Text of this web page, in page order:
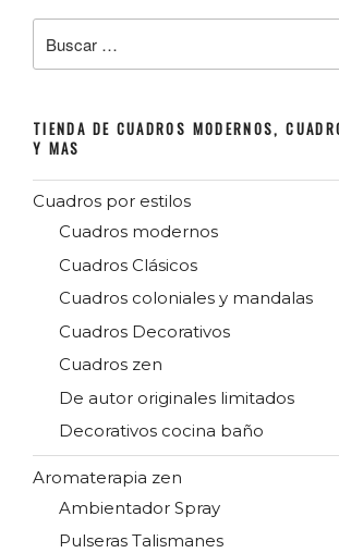
por:
TIENDA DE CUADROS MODERNOS,
Y MAS
Cuadros por estilos
Cuadros modernos
Cuadros Clásicos
Cuadros coloniales y mandalas
Cuadros Decorativos
Cuadros zen
De autor originales limitados
Decorativos cocina baño
Aromaterapia zen
Ambientador Spray
Pulseras Talismanes